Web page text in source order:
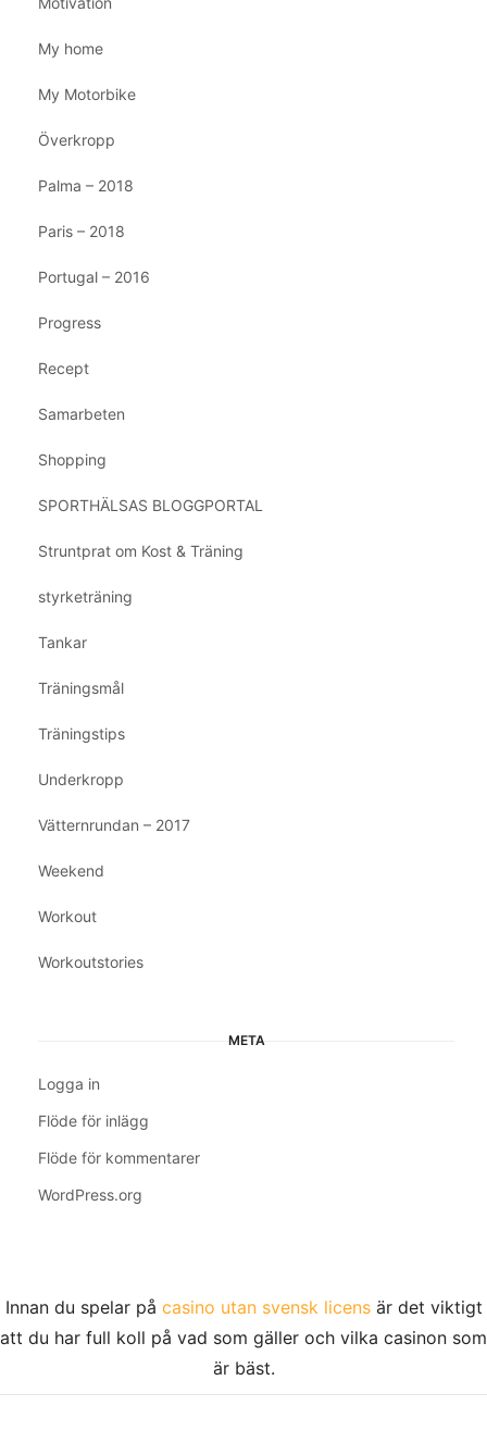
My home
My Motorbike
Överkropp
Palma – 2018
Paris – 2018
Portugal – 2016
Progress
Recept
Samarbeten
Shopping
SPORTHÄLSAS BLOGGPORTAL
Struntprat om Kost & Träning
styrketräning
Tankar
Träningsmål
Träningstips
Underkropp
Vätternrundan – 2017
Weekend
Workout
Workoutstories
META
Logga in
Flöde för inlägg
Flöde för kommentarer
WordPress.org
Innan du spelar på casino utan svensk licensär det viktigt
att du har full koll på vad som gäller och vilka casinon som
är bäst.